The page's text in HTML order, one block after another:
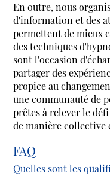
En outre, nous
d'information et des
permettent de mieux
des techniques
sont l'occasion
partager des
propice au
une communauté de
prêtes à relever le
de manière collective
FAQ
Quelles sont les